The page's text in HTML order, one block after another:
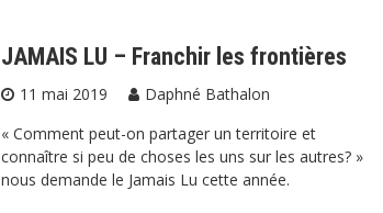
JAMAIS LU – Franchir les frontières
11 mai 2019
Daphné Bathalon
« Comment peut-on partager un territoire et
connaître si peu de choses les uns sur les autres? »
nous demande le Jamais Lu cette année.